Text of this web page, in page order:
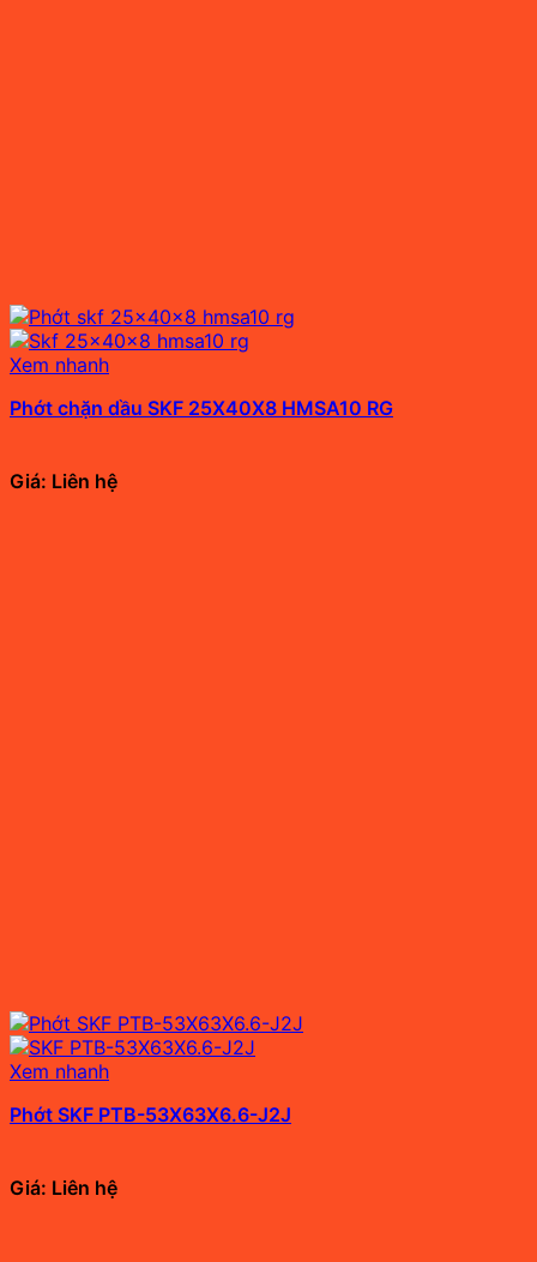
Xem nhanh
Phớt chặn dầu SKF 25X40X8 HMSA10 RG
Giá: Liên hệ
Xem nhanh
Phớt SKF PTB-53X63X6.6-J2J
Giá: Liên hệ